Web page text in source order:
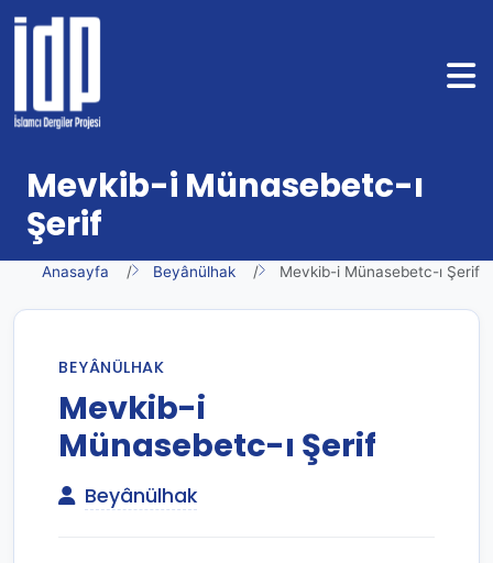
Mevkib-i Münasebetc-ı
Şerif
Anasayfa Beyânülhak Mevkib-i Münasebetc-ı Şerif
BEYÂNÜLHAK
Mevkib-i
Münasebetc-ı Şerif
Beyânülhak